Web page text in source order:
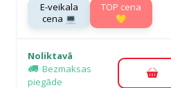
E-veikala
cena 💻
TOP cena
💛
Noliktavā
Bezmaksas
piegāde